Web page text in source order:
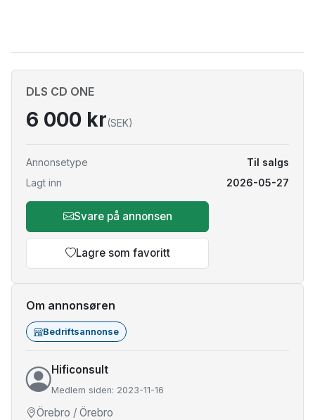
DLS CD ONE
6 000 kr(SEK)
Annonsetype
Til salgs
Lagt inn
2026-05-27
Svare på annonsen
Lagre som favoritt
Om annonsøren
Bedriftsannonse
Hificonsult
Medlem siden: 2023-11-16
Örebro / Örebro